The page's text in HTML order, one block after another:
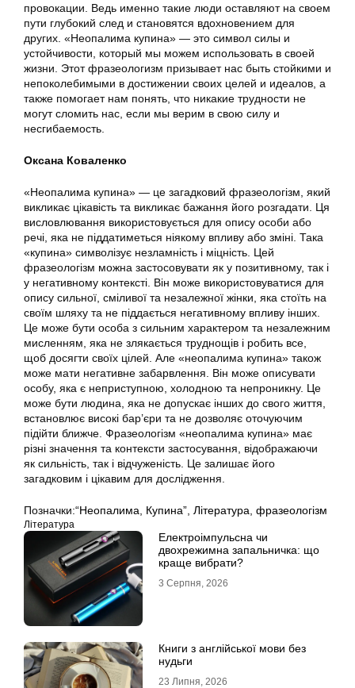
провокации. Ведь именно такие люди оставляют на своем
пути глубокий след и становятся вдохновением для
других. «Неопалима купина» — это символ силы и
устойчивости, который мы можем использовать в своей
жизни. Этот фразеологизм призывает нас быть стойкими и
непоколебимыми в достижении своих целей и идеалов, а
также помогает нам понять, что никакие трудности не
могут сломить нас, если мы верим в свою силу и
несгибаемость.
Оксана Коваленко
«Неопалима купина» — це загадковий фразеологізм, який
викликає цікавість та викликає бажання його розгадати. Ця
висловлювання використовується для опису особи або
речі, яка не піддатиметься ніякому впливу або зміні. Така
«купина» символізує незламність і міцність. Цей
фразеологізм можна застосовувати як у позитивному, так і
у негативному контексті. Він може використовуватися для
опису сильної, сміливої та незалежної жінки, яка стоїть на
своїм шляху та не піддається негативному впливу інших.
Це може бути особа з сильним характером та незалежним
мисленням, яка не злякається труднощів і робить все,
щоб досягти своїх цілей. Але «неопалима купина» також
може мати негативне забарвлення. Він може описувати
особу, яка є неприступною, холодною та непроникну. Це
може бути людина, яка не допускає інших до свого життя,
встановлює високі бар’єри та не дозволяє оточуючим
підійти ближче. Фразеологізм «неопалима купина» має
різні значення та контексти застосування, відображаючи
як сильність, так і відчуженість. Це залишає його
загадковим і цікавим для дослідження.
Позначки:“Неопалима Купина” Література фразеологізм
Література
Електроімпульсна чи
двохрежимна запальничка: що
краще вибрати?
3 Серпня, 2026
Книги з англійської мови без
нудьги
23 Липня, 2026